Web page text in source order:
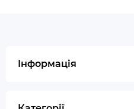
Інформація